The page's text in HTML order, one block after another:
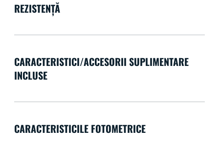
REZISTENȚĂ
CARACTERISTICI/ACCESORII SUPLIMENTARE
INCLUSE
CARACTERISTICILE FOTOMETRICE